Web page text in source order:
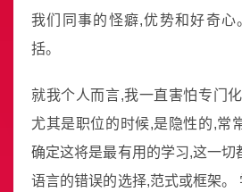
我们同事的怪癖,优势和好奇心
括。
就我个人而言,我一直害怕专门
尤其是职位的时候,是隐性的,常
确定这将是最有用的学习,这一切
语言的错误的选择,范式或框架。